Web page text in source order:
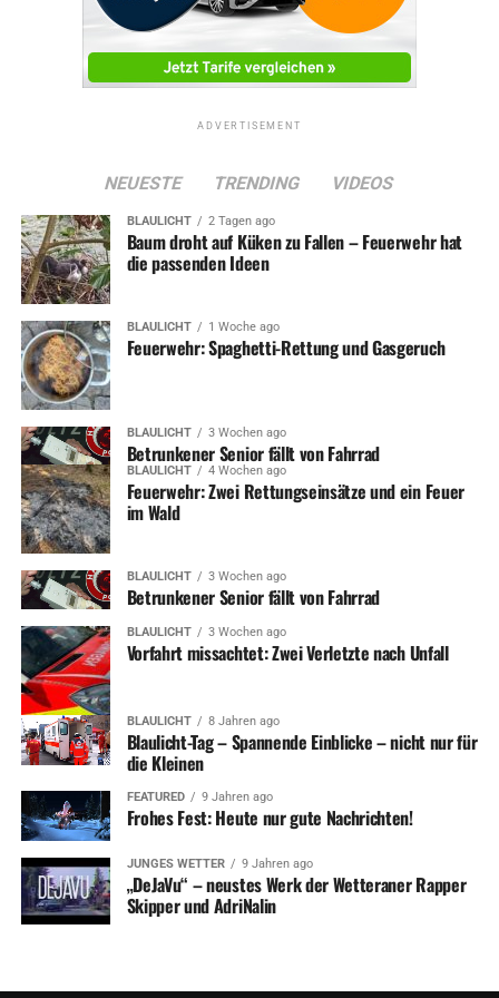
Kanalerneuerung Im Ostholz
Baumfällungen: Sperrungen in Köhler- und Kaiserstraße
ADVERTISEMENT
NEUESTE TRENDING VIDEOS
BLAULICHT 2 Tagen ago
Baum droht auf Küken zu Fallen – Feuerwehr hat
die passenden Ideen
BLAULICHT 1 Woche ago
Feuerwehr: Spaghetti-Rettung und Gasgeruch
BLAULICHT 3 Wochen ago
Betrunkener Senior fällt von Fahrrad
BLAULICHT 4 Wochen ago
Feuerwehr: Zwei Rettungseinsätze und ein Feuer
im Wald
BLAULICHT 3 Wochen ago
Betrunkener Senior fällt von Fahrrad
BLAULICHT 3 Wochen ago
Vorfahrt missachtet: Zwei Verletzte nach Unfall
BLAULICHT 8 Jahren ago
Blaulicht-Tag – Spannende Einblicke – nicht nur für
die Kleinen
FEATURED 9 Jahren ago
Frohes Fest: Heute nur gute Nachrichten!
JUNGES WETTER 9 Jahren ago
„DeJaVu“ – neustes Werk der Wetteraner Rapper
Skipper und AdriNalin